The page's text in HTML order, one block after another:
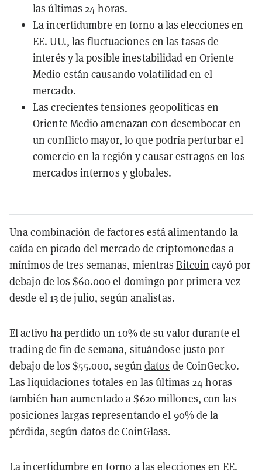
las últimas 24 horas.
La incertidumbre en torno a las elecciones en
EE. UU., las fluctuaciones en las tasas de
interés y la posible inestabilidad en Oriente
Medio están causando volatilidad en el
mercado.
Las crecientes tensiones geopolíticas en
Oriente Medio amenazan con desembocar en
un conflicto mayor, lo que podría perturbar el
comercio en la región y causar estragos en los
mercados internos y globales.
Una combinación de factores está alimentando la
caída en picado del mercado de criptomonedas a
mínimos de tres semanas, mientrasBitcoin cayó por
debajo de los $60.000 el domingo por primera vez
desde el 13 de julio, según analistas.
El activo ha perdido un 10% de su valor durante el
trading de fin de semana, situándose justo por
debajo de los $55.000, según datos de CoinGecko.
Las liquidaciones totales en las últimas 24 horas
también han aumentado a $620 millones, con las
posiciones largas representando el 90% de la
pérdida, según datos de CoinGlass.
La incertidumbre en torno a las elecciones en EE.